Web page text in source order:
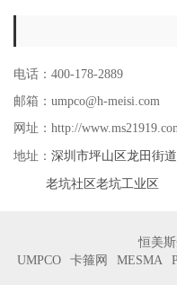
电话：400-178-2889
邮箱：umpco@h-meisi.com
网址：http://
地址： 深圳市坪山区龙田街道
老坑社区老坑工业区
恒美
UMPCO
卡箍网 MESMA